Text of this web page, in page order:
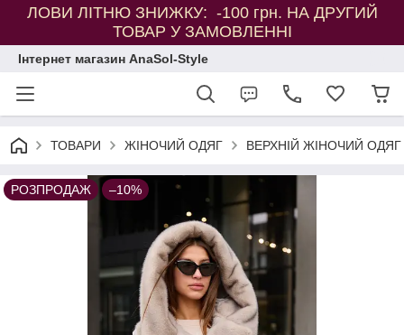
ЛОВИ ЛІТНЮ ЗНИЖКУ: -100 грн. НА ДРУГИЙ
ТОВАР У ЗАМОВЛЕННІ
Інтернет магазин AnaSol-Style
ТОВАРИ ЖІНОЧИЙ ОДЯГ ВЕРХНІЙ ЖІНОЧИЙ ОДЯГ
РОЗПРОДАЖ –10%